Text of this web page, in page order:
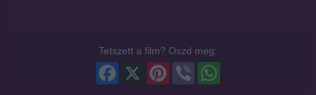
Tetszett a film? Oszd meg:
Viber
Pinterest
Facebook